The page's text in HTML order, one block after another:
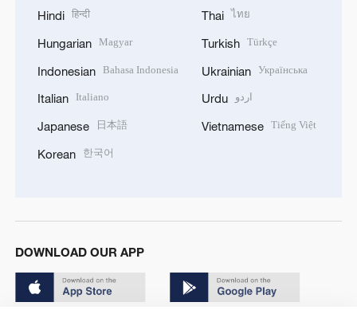
Hindi हिन्दी
Hungarian Magyar
Indonesian Bahasa Indonesia
Italian Italiano
Japanese 日本語
Korean 한국어
Thai ไทย
Turkish Türkçe
Ukrainian Українська
Urdu اردو
Vietnamese Tiếng Việt
DOWNLOAD OUR APP